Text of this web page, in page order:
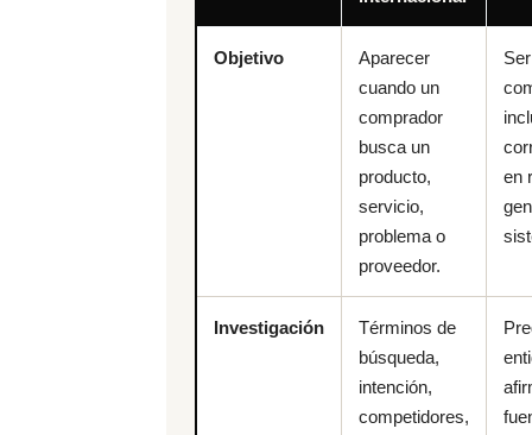
Objetivo
Aparecer
cuando un
comprador
busca un
producto,
servicio,
problema o
proveedor.
Ser
en
Investigación
Términos de
búsqueda,
intención,
competidores,